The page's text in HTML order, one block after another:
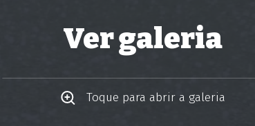
Ver galeria
Toque para abrir a galeria